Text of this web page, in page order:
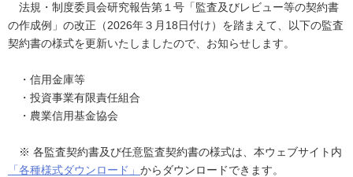
法規・制度委員会研究報告第１号「監査及びレビュー等の契約書
の作成例」の改正（2026年３月18日付け）を踏まえて、以下の監査
契約書の様式を更新いたしましたので、お知らせします。
・信用金庫等
・投資事業有限責任組合
・農業信用基金協会
※ 各監査契約書及び任意監査契約書の様式は、本ウェブサイト内
「各種様式ダウンロード」 からダウンロードできます。